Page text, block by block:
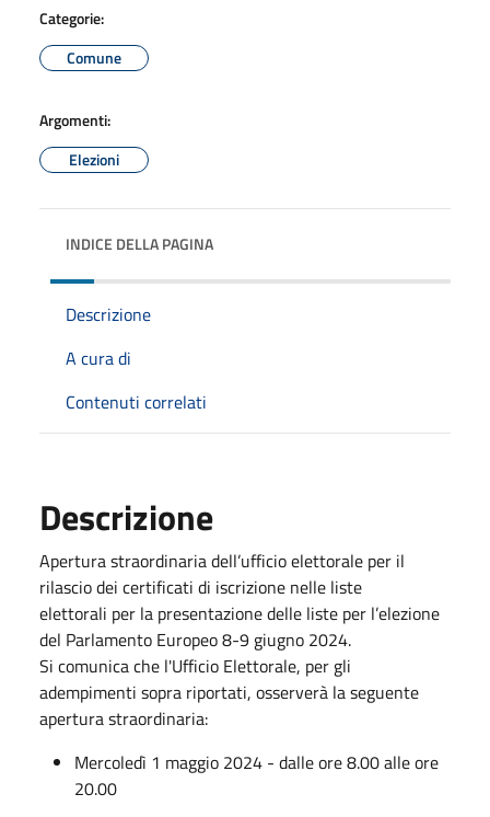
Categorie:
Comune
Argomenti:
Elezioni
INDICE DELLA PAGINA
Descrizione
A cura di
Contenuti correlati
Descrizione
Apertura straordinaria dell’ufficio elettorale per il
rilascio dei certificati di iscrizione nelle liste
elettorali per la presentazione delle liste per l’elezione
del Parlamento Europeo 8-9 giugno 2024.
Si comunica che l'Ufficio Elettorale, per gli
adempimenti sopra riportati, osserverà la seguente
apertura straordinaria:
Mercoledì 1 maggio 2024 - dalle ore 8.00 alle ore
20.00